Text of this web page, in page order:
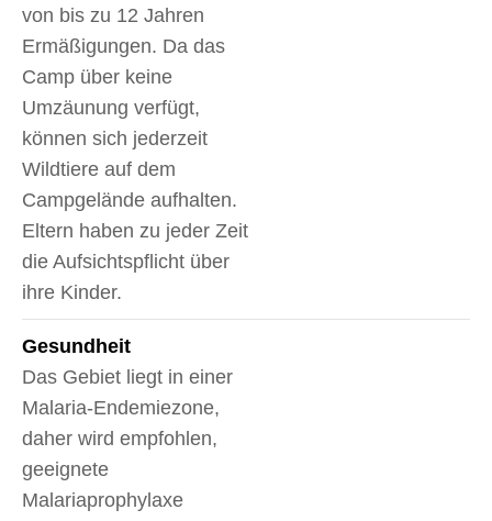
von bis zu 12 Jahren
Ermäßigungen. Da das
Camp über keine
Umzäunung verfügt,
können sich jederzeit
Wildtiere auf dem
Campgelände aufhalten.
Eltern haben zu jeder Zeit
die Aufsichtspflicht über
ihre Kinder.
Gesundheit
Das Gebiet liegt in einer
Malaria-Endemiezone,
daher wird empfohlen,
geeignete
Malariaprophylaxe